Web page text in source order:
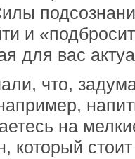
и
для вас
что,
на
который